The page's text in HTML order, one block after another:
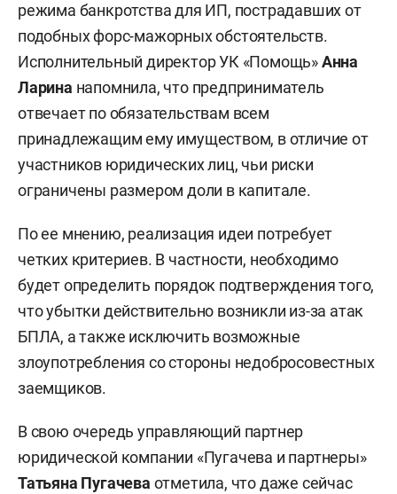
режима банкротства для ИП, пострадавших от
подобных форс-мажорных обстоятельств.
Исполнительный директор УК «Помощь»Анна
Ларина напомнила, что предприниматель
отвечает по обязательствам всем
принадлежащим ему имуществом, в отличие от
участников юридических лиц, чьи риски
ограничены размером доли в капитале.
По ее мнению, реализация идеи потребует
четких критериев. В частности, необходимо
будет определить порядок подтверждения того,
что убытки действительно возникли из-за атак
БПЛА, а также исключить возможные
злоупотребления со стороны недобросовестных
заемщиков.
В свою очередь управляющий партнер
юридической компании «Пугачева и партнеры»
Татьяна Пугачева отметила, что даже сейчас